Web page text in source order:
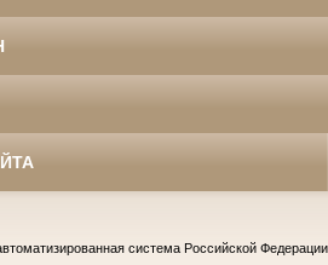
система Российской